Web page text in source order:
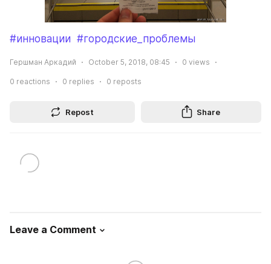
#инновации #городские_проблемы
Гершман Аркадий October 5, 2018, 08:45 0 views
0 reactions 0 replies 0 reposts
Repost Share
Leave a Comment